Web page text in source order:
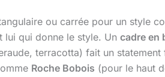
ou carrée pour un style
lui qui donne le style. Un cadre en
terracotta) fait un statement
Roche Bobois (pour le haut